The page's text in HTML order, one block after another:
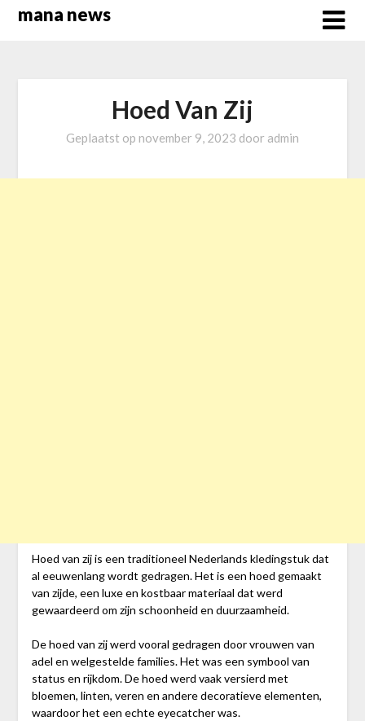
Overslaan
mana news
Hoed Van Zij
Geplaatst op november 9, 2023 door admin
Hoed van zij is een traditioneel Nederlands kledingstuk dat
al eeuwenlang wordt gedragen. Het is een hoed gemaakt
van zijde, een luxe en kostbaar materiaal dat werd
gewaardeerd om zijn schoonheid en duurzaamheid.
De hoed van zij werd vooral gedragen door vrouwen van
adel en welgestelde families. Het was een symbool van
status en rijkdom. De hoed werd vaak versierd met
bloemen, linten, veren en andere decoratieve elementen,
waardoor het een echte eyecatcher was.